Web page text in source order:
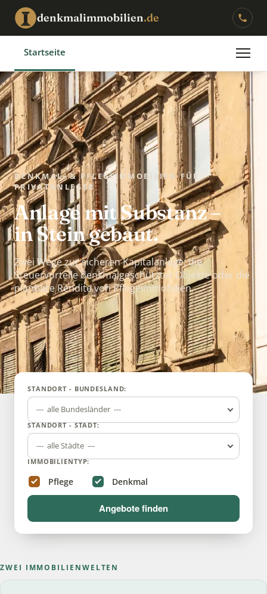
denkmalimmobilien.de
Startseite
DENKMAL- & PFLEGEIMMOBILIEN FÜR
PRIVATANLEGER
Anlage mit Substanz –
in Stein gebaut.
Zwei Wege zur sicheren Kapitalanlage: die
Steuervorteile denkmalgeschützter Objekte oder die
planbare Rendite von Pflegeimmobilien.
STANDORT - BUNDESLAND:
--- alle Bundesländer ---
STANDORT - STADT:
--- alle Städte ---
IMMOBILIENTYP:
Pflege Denkmal
Angebote finden
ZWEI IMMOBILIENWELTEN